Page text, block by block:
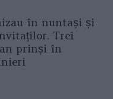
în nuntași și
Trei
prinși în